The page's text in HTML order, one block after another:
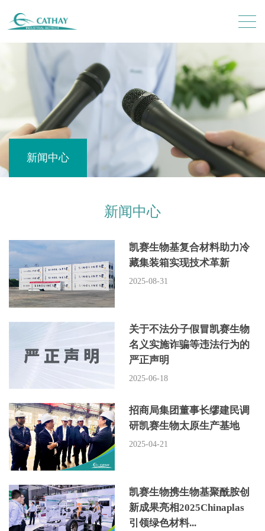
新闻中心
新闻中心
凯赛生物基复合材料助力冷
藏集装箱实现技术革新
2025-08-31
关于不法分子假冒凯赛生物
名义实施诈骗等违法行为的
严正声明
2025-06-18
招商局集团董事长缪建民调
研凯赛生物太原生产基地
2025-04-21
凯赛生物携生物基聚酰胺创
新成果亮相2025Chinaplas
引领绿色材料...